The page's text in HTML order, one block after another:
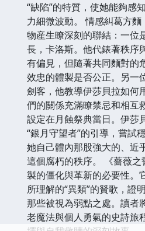
“缺陷”的特質，使她能夠感
力細微波動。 情感糾葛方
物産生瞭深刻的聯結：一位
長，卡洛斯。他代錶著秩序
有偏見，但隨著共同麵對的
效忠的體製是否公正。另一
劍客，他教導伊莎貝拉如何
們的關係充滿瞭禁忌和相互
設定在月蝕祭典當日。伊莎
“銀月守望者”的引導，嘗試
她自己體內那股強大的、近
這個腐朽的秩序。 《薔薇
製的僵化與革新的必要性。
所理解的“異類”的贊歌，證
那些被視為弱點之處。讀者
老魔法與個人勇氣的史詩旅